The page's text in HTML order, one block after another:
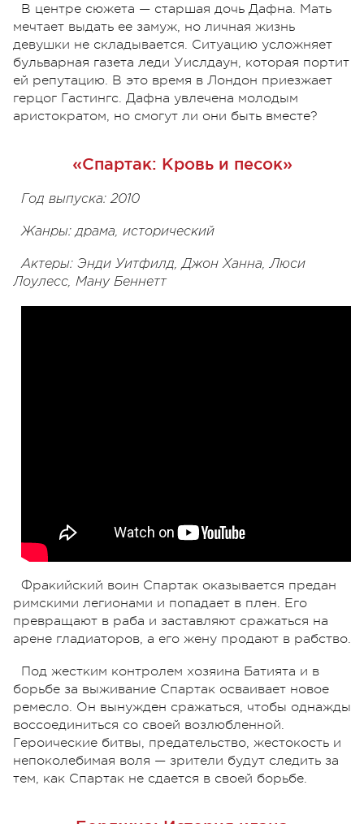
В центре сюжета — старшая дочь Дафна. Мать
мечтает выдать ее замуж, но личная жизнь
девушки не складывается. Ситуацию усложняет
бульварная газета леди Уислдаун, которая портит
ей репутацию. В это время в Лондон приезжает
герцог Гастингс. Дафна увлечена молодым
аристократом, но смогут ли они быть вместе?
«Спартак: Кровь и песок»
Год выпуска: 2010
Жанры: драма, исторический
Актеры: Энди Уитфилд, Джон Ханна, Люси
Лоулесс, Ману Беннетт
Фракийский воин Спартак оказывается предан
римскими легионами и попадает в плен. Его
превращают в раба и заставляют сражаться на
арене гладиаторов, а его жену продают в рабство.
Под жестким контролем хозяина Батията и в
борьбе за выживание Спартак осваивает новое
ремесло. Он вынужден сражаться, чтобы однажды
воссоединиться со своей возлюбленной.
Героические битвы, предательство, жестокость и
непоколебимая воля — зрители будут следить за
тем, как Спартак не сдается в своей борьбе.